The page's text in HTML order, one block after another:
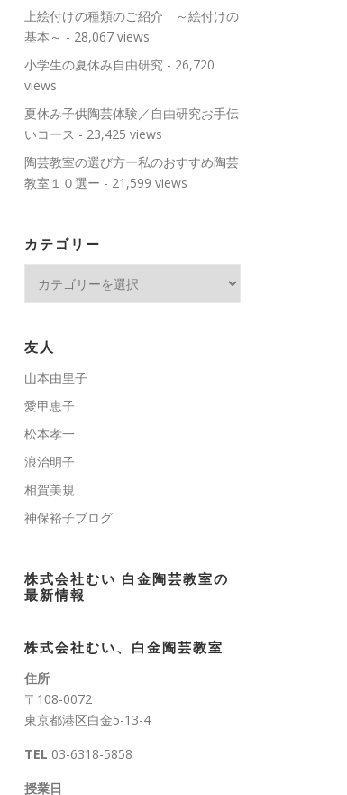
上絵付けの種類のご紹介 ～絵付けの
基本～ - 28,067 views
小学生の夏休み自由研究 - 26,720
views
夏休み子供陶芸体験／自由研究お手伝
いコース - 23,425 views
陶芸教室の選び方ー私のおすすめ陶芸
教室１０選ー - 21,599 views
カテゴリー
リ
ー
友人
山本由里子
愛甲恵子
松本孝一
浪治明子
相賀美規
神保裕子ブログ
株式会社むい 白金陶芸教室の
最新情報
株式会社むい、白金陶芸教室
住所
〒108-0072
東京都港区白金5-13-4
TEL 03-6318-5858
授業日